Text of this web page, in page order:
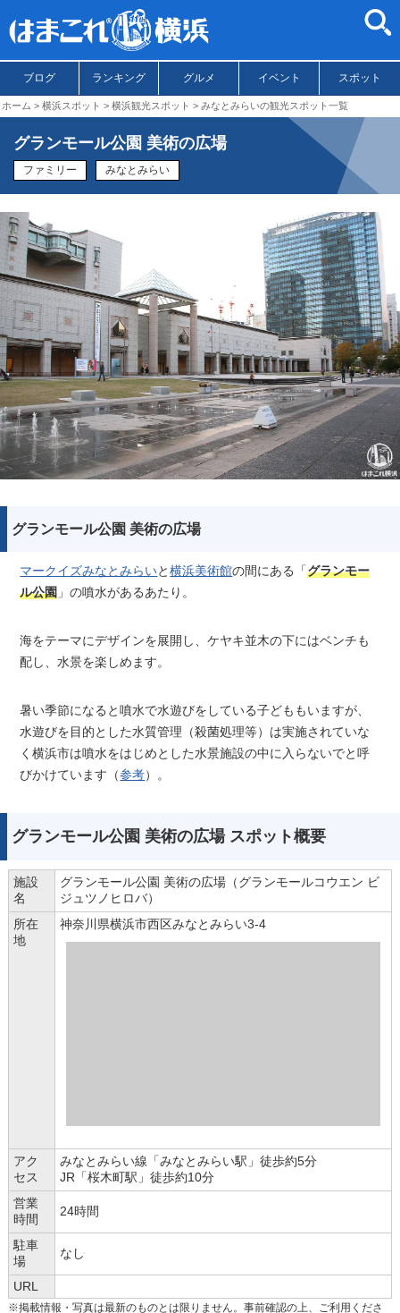
ブログ ランキング グルメ イベント スポット
ホーム 横浜スポット 横浜観光スポット みなとみらいの観光スポット一覧
グランモール公園 美術の広場
ファミリー みなとみらい
グランモール公園 美術の広場
マークイズみなとみらいと横浜美術館の間にある「グランモー
ル公園 」の噴水があるあたり。
海をテーマにデザインを展開し、ケヤキ並木の下にはベンチも
配し、水景を楽しめます。
暑い季節になると噴水で水遊びをしている子どももいますが、
水遊びを目的とした水質管理（殺菌処理等）は実施されていな
く横浜市は噴水をはじめとした水景施設の中に入らないでと呼
びかけています（参考）。
グランモール公園 美術の広場 スポット概要
施設
名
グランモール公園 美術の広場（グランモールコウエン ビ
ジュツノヒロバ）
所在
地
神奈川県横浜市西区みなとみらい3-4
アク
セス
みなとみらい線「みなとみらい駅」徒歩約5分
JR「桜木町駅」徒歩約10分
営業
時間
24時間
駐車
場
なし
URL
※掲載情報・写真は最新のものとは限りません。事前確認の上、ご利用くださ